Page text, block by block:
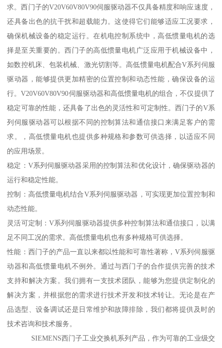
求。西门子的V20V60V80V90伺服驱动器不仅具备精度和响应速度，
还具备出色的抗干扰和超载能力。这使得它们能够适应工况要求，
确保机械设备的稳定运行。在机电控制系统中，高低惯量电机的选
择是至关重要的。西门子的高低惯量电机广泛应用于机械设备中，
如数控机床、包装机械、激光切割等。高低惯量电机配合V系列伺服
驱动器，能够提供更加精密的位置控制和动态性能，确保设备的运
行。V20V60V80V90伺服驱动器和高低惯量电机的组合，不仅提供了
稳定可靠的性能，还具备了出色的灵活性和可定制性。西门子的V系
列伺服驱动器可以根据不同的控制算法和通信接口来满足客户的需
求。，高低惯量电机也提供多种规格和参数可供选择，以适应不同
的应用场景。
稳定：V系列伺服驱动器采用的控制算法和优化设计，确保驱动器的
运行和稳定性能。
控制：高低惯量电机结合V系列伺服驱动器，可实现更加位置控制和
动态性能。
灵活可定制：V系列伺服驱动器提供多种控制算法和通信接口，以满
足不同工况的需求。高低惯量电机也有多种规格可供选择。
性能：西门子的产品一直以来都以性能和可靠性著称，V系列伺服驱
动器和高低惯量电机不例外。通过与西门子的合作提供完善的技术
支持和解决方案。我们拥有一支技术团队，能够为您提供定制化的
解决方案，并根据您的需求进行技术开发和技术转让。无论是在产
品选型、设备调试还是日常维护和故障排除，我们都将提供及时的
技术咨询和技术服务。
SIEMENS西门子工业交换机系列产品，作为可靠的工业级交